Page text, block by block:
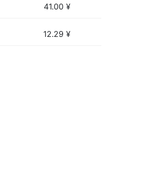
41.00 ¥
12.29 ¥